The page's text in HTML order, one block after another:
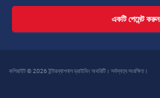
একটি পেমেন্ট করুন
কপিরাইট © 2026 ইন্টারন্যাশনাল ড্রাইভিং অথরিটি। সর্বস্বত্ব সংরক্ষিত।